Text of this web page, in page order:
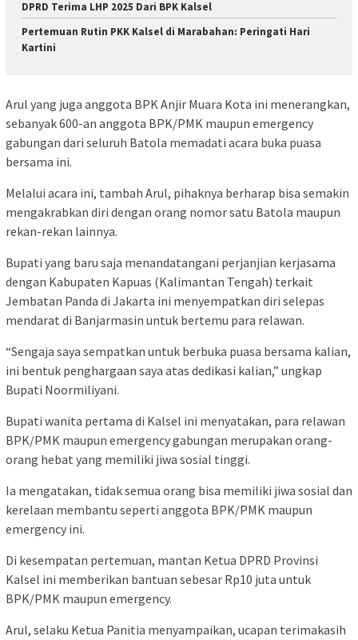
DPRD Terima LHP 2025 Dari BPK Kalsel
Pertemuan Rutin PKK Kalsel di Marabahan: Peringati Hari
Kartini
Arul yang juga anggota BPK Anjir Muara Kota ini menerangkan,
sebanyak 600-an anggota BPK/PMK maupun emergency
gabungan dari seluruh Batola memadati acara buka puasa
bersama ini.
Melalui acara ini, tambah Arul, pihaknya berharap bisa semakin
mengakrabkan diri dengan orang nomor satu Batola maupun
rekan-rekan lainnya.
Bupati yang baru saja menandatangani perjanjian kerjasama
dengan Kabupaten Kapuas (Kalimantan Tengah) terkait
Jembatan Panda di Jakarta ini menyempatkan diri selepas
mendarat di Banjarmasin untuk bertemu para relawan.
“Sengaja saya sempatkan untuk berbuka puasa bersama kalian,
ini bentuk penghargaan saya atas dedikasi kalian,” ungkap
Bupati Noormiliyani.
Bupati wanita pertama di Kalsel ini menyatakan, para relawan
BPK/PMK maupun emergency gabungan merupakan orang-
orang hebat yang memiliki jiwa sosial tinggi.
Ia mengatakan, tidak semua orang bisa memiliki jiwa sosial dan
kerelaan membantu seperti anggota BPK/PMK maupun
emergency ini.
Di kesempatan pertemuan, mantan Ketua DPRD Provinsi
Kalsel ini memberikan bantuan sebesar Rp10 juta untuk
BPK/PMK maupun emergency.
Arul, selaku Ketua Panitia menyampaikan, ucapan terimakasih